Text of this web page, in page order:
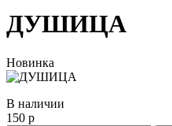
ДУШИЦА
Новинка
В наличии
150 р